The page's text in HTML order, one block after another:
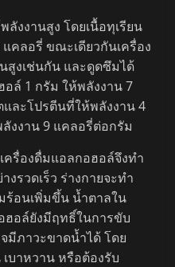
ลังงานสูง โดยเนื้อทุเรียน
คลอรี่ ขณะเดียวกันเครื่อง
สูงเช่นกัน และดูดซึมได้
อล์ 1 กรัม ให้พลังงาน 7
และโปรตีนที่ให้พลังงาน 4
งงาน 9 แคลอรี่ต่อกรัม
ครื่องดื่มแอลกอฮอล์จึงทํา
งรวดเร็ว ร่างกายจะทํา
ร้อนเพิ่มขึ้น น้ำตาลใน
ฮอล์ยังมีฤทธิ์ในการขับ
มีภาวะขาดน้ำได้ โดย
บาหวาน หรือต้องรับ